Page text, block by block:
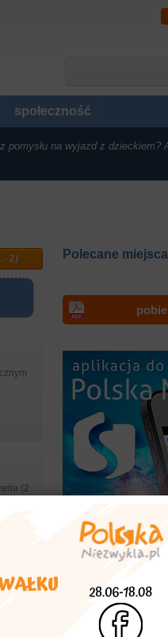
społeczność
pomysłu na wyjazd z dzieckiem?
- 2)
(2
Polecane miejsca